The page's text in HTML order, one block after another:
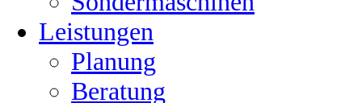
Leistungen
Planung
Beratung